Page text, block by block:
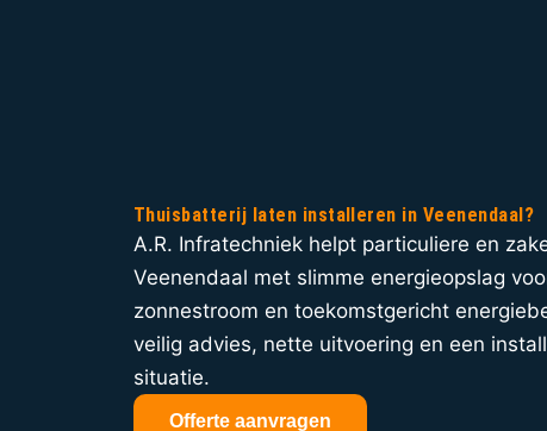
Thuisbatterij laten installeren in Veenendaal?
A.R. Infratechniek helpt particuliere en
Veenendaal met slimme energieopslag
zonnestroom en toekomstgericht
veilig advies, nette uitvoering en een
situatie.
Offerte aanvragen